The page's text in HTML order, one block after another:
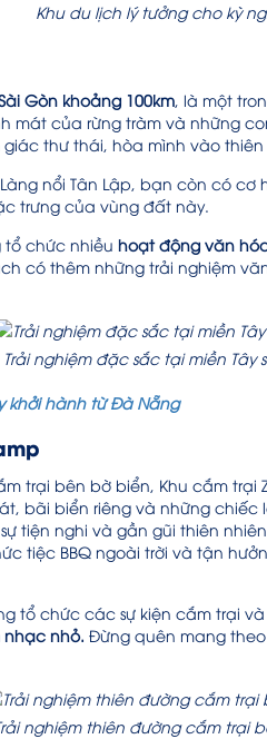
Khu du lịch lý tưởng cho kỳ
Gòn khoảng 100km, là một
mát của rừng tràm và những
thư thái, hòa mình vào thiên
nổi Tân Lập, bạn còn có
trưng của vùng đất này.
tổ chức nhiều hoạt động văn
có thêm những trải nghiệm
Trải nghiệm đặc sắc tại miền Tây
khởi hành từ Đà Nẵng
trại bên bờ biển, Khu cắm
bãi biển riêng và những chiếc
tiện nghi và gần gũi thiên
tiệc BBQ ngoài trời và tận
tổ chức các sự kiện cắm trại
nhạc nhỏ. Đừng quên mang
nghiệm thiên đường cắm trại